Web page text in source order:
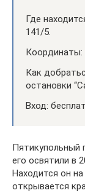
Где
141/5.
Координаты:
Как
остановки
Вход:
Пятикупольный
его освятили в
Находится он
открывается